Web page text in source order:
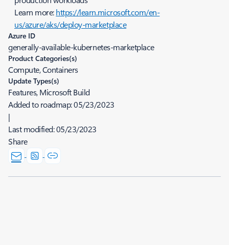
Learn more:https://learn.microsoft.com/en-
us/azure/aks/deploy-marketplace
Azure ID
generally-available-kubernetes-marketplace
Product Categories(s)
Compute, Containers
Update Types(s)
Features, Microsoft Build
Added to roadmap:05/23/2023
|
Last modified:05/23/2023
Share